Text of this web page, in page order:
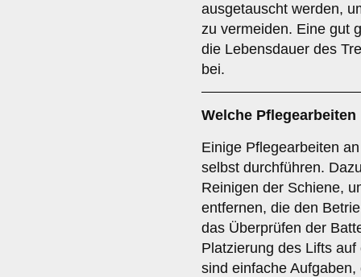
ausgetauscht werden,
zu vermeiden. Eine gut
die Lebensdauer des
bei.
Welche
Einige Pflegearbeiten
selbst durchführen.
Reinigen der Schiene,
entfernen, die den
das Überprüfen der
Platzierung des Lifts
sind einfache